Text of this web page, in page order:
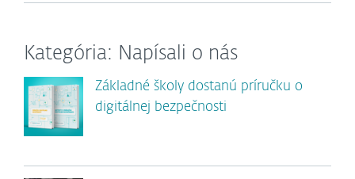
Kategória: Napísali o nás
Základné školy dostanú príručku o
digitálnej bezpečnosti